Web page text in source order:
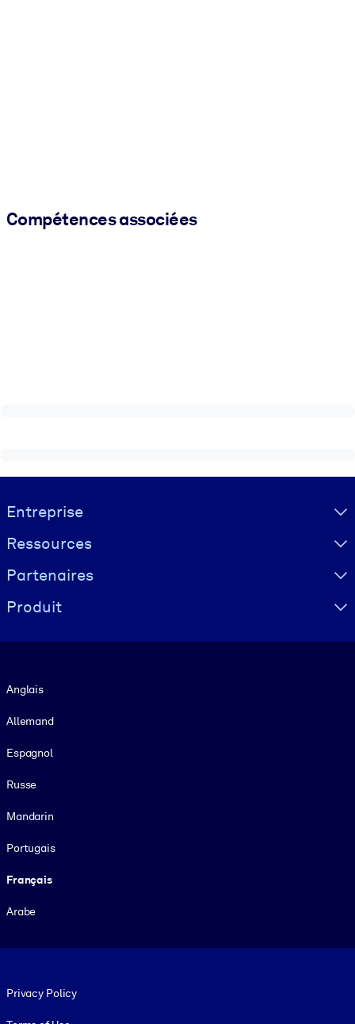
Compétences associées
Visually hidden Text
Entreprise
Ressources
Partenaires
Produit
Anglais
Allemand
Espagnol
Russe
Mandarin
Portugais
Français
Arabe
Privacy Policy